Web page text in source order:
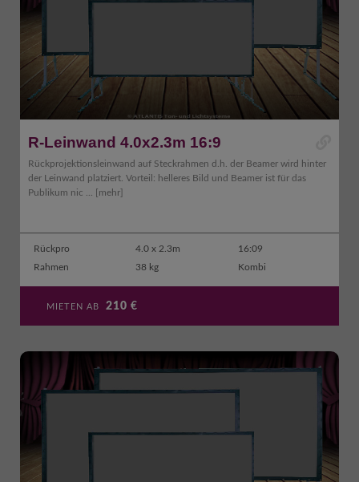
R-Leinwand 4.0x2.3m 16:9
Rückprojektionsleinwand auf Steckrahmen d.h. der Beamer wird hinter
der Leinwand platziert. Vorteil: helleres Bild und Beamer ist für das
Publikum nic ...
[mehr]
Rückpro 4.0 x 2.3m
16:09
Rahmen
38 kg Kombi
MIETEN AB 210 €